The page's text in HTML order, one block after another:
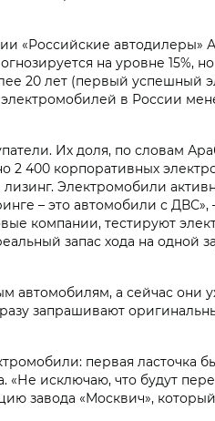
«Российские автодилеры»
на уровне 15%,
20 лет (первый успешный
электромобилей в России
Их доля, по словам
2 400 корпоративных
Электромобили
– это автомобили с ДВС»,
компании, тестируют
запас хода на одной
автомобилям, а сейчас они
запрашивают
первая ласточка
«Не исключаю, что будут
завода «Москвич»,